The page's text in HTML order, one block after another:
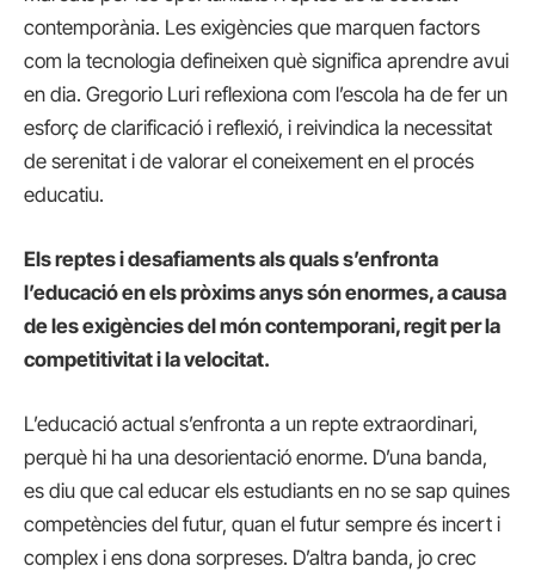
contemporània. Les exigències que marquen factors
com la tecnologia defineixen què significa aprendre avui
en dia. Gregorio Luri reflexiona com l’escola ha de fer un
esforç de clarificació i reflexió, i reivindica la necessitat
de serenitat i de valorar el coneixement en el procés
educatiu.
Els reptes i desafiaments als quals s’enfronta
l’educació en els pròxims anys són enormes, a causa
de les exigències del món contemporani, regit per la
competitivitat i la velocitat.
L’educació actual s’enfronta a un repte extraordinari,
perquè hi ha una desorientació enorme. D’una banda,
es diu que cal educar els estudiants en no se sap quines
competències del futur, quan el futur sempre és incert i
complex i ens dona sorpreses. D’altra banda, jo crec